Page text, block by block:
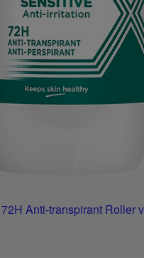
Anti-transpirant Roller